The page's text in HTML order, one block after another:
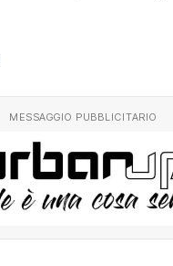
MESSAGGIO PUBBLICITARIO